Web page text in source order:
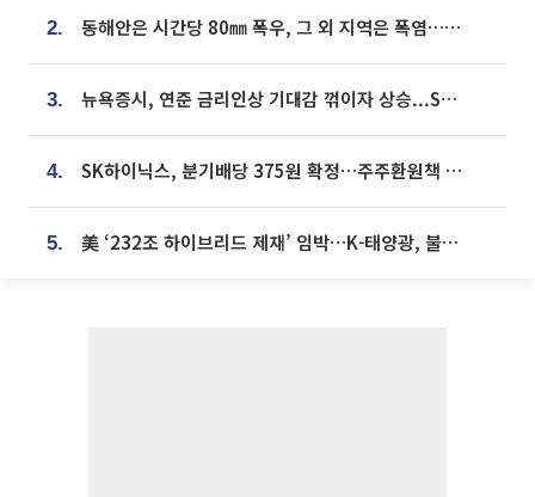
2. 동해안은 시간당 80㎜ 폭우, 그 외 지역은 폭염…‘극과 극 날씨’
3. 뉴욕증시, 연준 금리인상 기대감 꺾이자 상승...S&P500 사상 최고치 [종합]
4. SK하이닉스, 분기배당 375원 확정…주주환원책 9월로 앞당겨 발표
5. 美 ‘232조 하이브리드 제재’ 임박…K-태양광, 불확실성 털고 날개 다나